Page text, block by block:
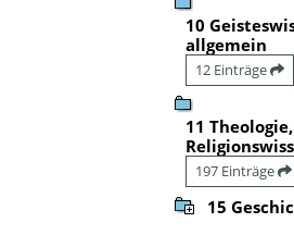
10
allgemein
12 Einträge
11 Theologie,
197 Einträge
15